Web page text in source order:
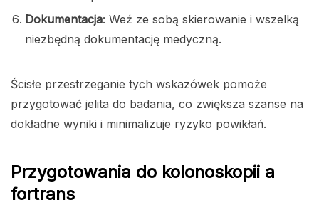
Dokumentacja: Weź ze sobą skierowanie i wszelką
niezbędną dokumentację medyczną.
Ścisłe przestrzeganie tych wskazówek pomoże
przygotować jelita do badania, co zwiększa szanse na
dokładne wyniki i minimalizuje ryzyko powikłań.
Przygotowania do kolonoskopii a
fortrans